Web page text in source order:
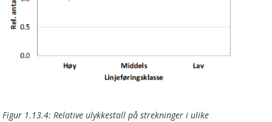
Figur 1.13.4: Relative ulykkestall på strekninger i ulike